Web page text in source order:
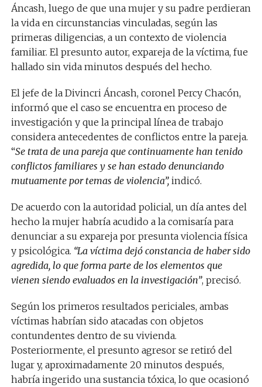
Áncash, luego de que una mujer y su padre perdieran
la vida en circunstancias vinculadas, según las
primeras diligencias, a un contexto de violencia
familiar. El presunto autor, expareja de la víctima, fue
hallado sin vida minutos después del hecho.
El jefe de la Divincri Áncash, coronel Percy Chacón,
informó que el caso se encuentra en proceso de
investigación y que la principal línea de trabajo
considera antecedentes de conflictos entre la pareja.
“Se trata de una pareja que continuamente han tenido
conflictos familiares y se han estado denunciando
mutuamente por temas de violencia”,indicó.
De acuerdo con la autoridad policial, un día antes del
hecho la mujer habría acudido a la comisaría para
denunciar a su expareja por presunta violencia física
y psicológica. “La víctima dejó constancia de haber sido
agredida, lo que forma parte de los elementos que
vienen siendo evaluados en la investigación”, precisó.
Según los primeros resultados periciales, ambas
víctimas habrían sido atacadas con objetos
contundentes dentro de su vivienda.
Posteriormente, el presunto agresor se retiró del
lugar y, aproximadamente 20 minutos después,
habría ingerido una sustancia tóxica, lo que ocasionó